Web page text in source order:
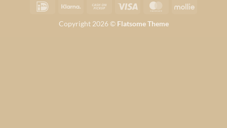
IDeal
Klarna
Cash
Pickup
Visa MasterCardMollie
Copyright 2026 © Flatsome Theme